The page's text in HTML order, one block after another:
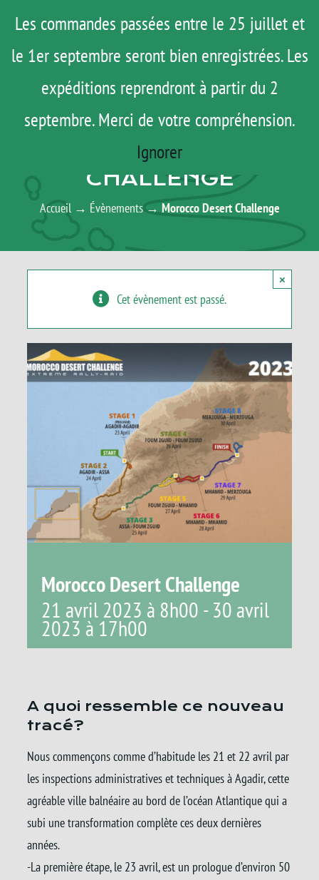
Les commandes passées entre le 25 juillet et
le 1er septembre seront bien enregistrées. Les
expéditions reprendront à partir du 2
septembre. Merci de votre compréhension.
Ignorer
contenu
Menu
ROAD TRIP
ACTUS
TESTS
MATOS
AGENDA
MOROCCO DESERT
CHALLENGE
Accueil→ Évènements→ Morocco Desert Challenge
Cet évènement est passé.
×
Morocco Desert Challenge
21 avril 2023 à 8h00 -30 avril
2023 à 17h00
A quoi ressemble ce nouveau
tracé?
Nous commençons comme d’habitude les 21 et 22 avril par
les inspections administratives et techniques à Agadir, cette
agréable ville balnéaire au bord de l’océan Atlantique qui a
subi une transformation complète ces deux dernières
années.
-La première étape, le 23 avril, est un prologue d’environ 50